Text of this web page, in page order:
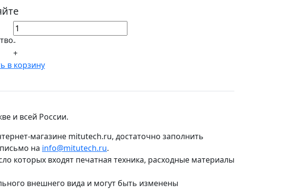
-
+
в корзину
и всей России.
магазине mitutech.ru, достаточно заполнить
на info@mitutech.ru.
которых входят печатная техника, расходные материалы
внешнего вида и могут быть изменены